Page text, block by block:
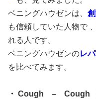
ベニングハウゼンは、
も信頼していた人物で 、
れる人です。
ベニングハウゼンのレ
を比べてみます。
・ Cough – Cough